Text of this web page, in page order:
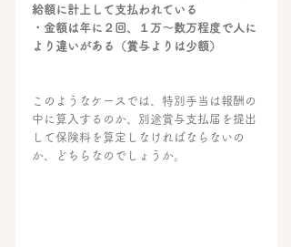
給額に計上して支払われている
・金額は年に２回、１万～数万程度で人に
より違いがある（賞与よりは少額）
このようなケースでは、特別手当は報酬の
中に算入するのか、別途賞与支払届を提出
して保険料を算定しなければならないの
か、どちらなのでしょうか。